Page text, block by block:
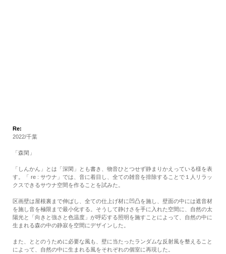
Re:
2022/千葉
「森閑」
「しんかん」とは「深閑」とも書き、物音ひとつせず静まりかえっている様を表
す。「 re : サウナ」では、音に着目し、全ての雑音を排除することで１人リラッ
クスできるサウナ空間を作ることを試みた。
区画壁は屋根裏まで伸ばし、全ての仕上げ材に凹凸を施し、壁面の中には遮音材
を施し音を極限まで最小化する。そうして静けさを手に入れた空間に、自然の太
陽光と「向きと強さと色温度」が呼応する照明を施すことによって、自然の中に
生まれる森の中の静寂を空間にデザインした。
また、ととのうために必要な風も、壁に当たったランダムな反射風を整えること
によって、自然の中に生まれる風をそれぞれの個室に再現した。